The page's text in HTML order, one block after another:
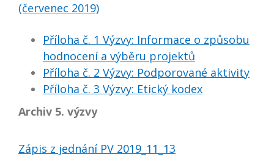
(červenec 2019)
Příloha č. 1 Výzvy: Informace o způsobu
hodnocení a výběru projektů
Příloha č. 2 Výzvy: Podporované aktivity
Příloha č. 3 Výzvy: Etický kodex
Archiv 5. výzvy
Zápis z jednání PV 2019_11_13